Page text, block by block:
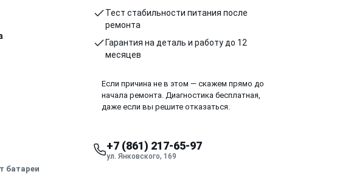
батареи
Тест стабильности питания после
ремонта
Гарантия на деталь и работу до 12
месяцев
Если причина не в этом — скажем прямо до
начала ремонта. Диагностика бесплатная,
даже если вы решите отказаться.
+7 (861) 217-65-97
ул. Янковского, 169